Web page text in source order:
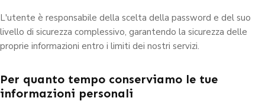
L'utente è responsabile della scelta della password e del suo
livello di sicurezza complessivo, garantendo la sicurezza delle
proprie informazioni entro i limiti dei nostri servizi.
Per quanto tempo conserviamo le tue
informazioni personali